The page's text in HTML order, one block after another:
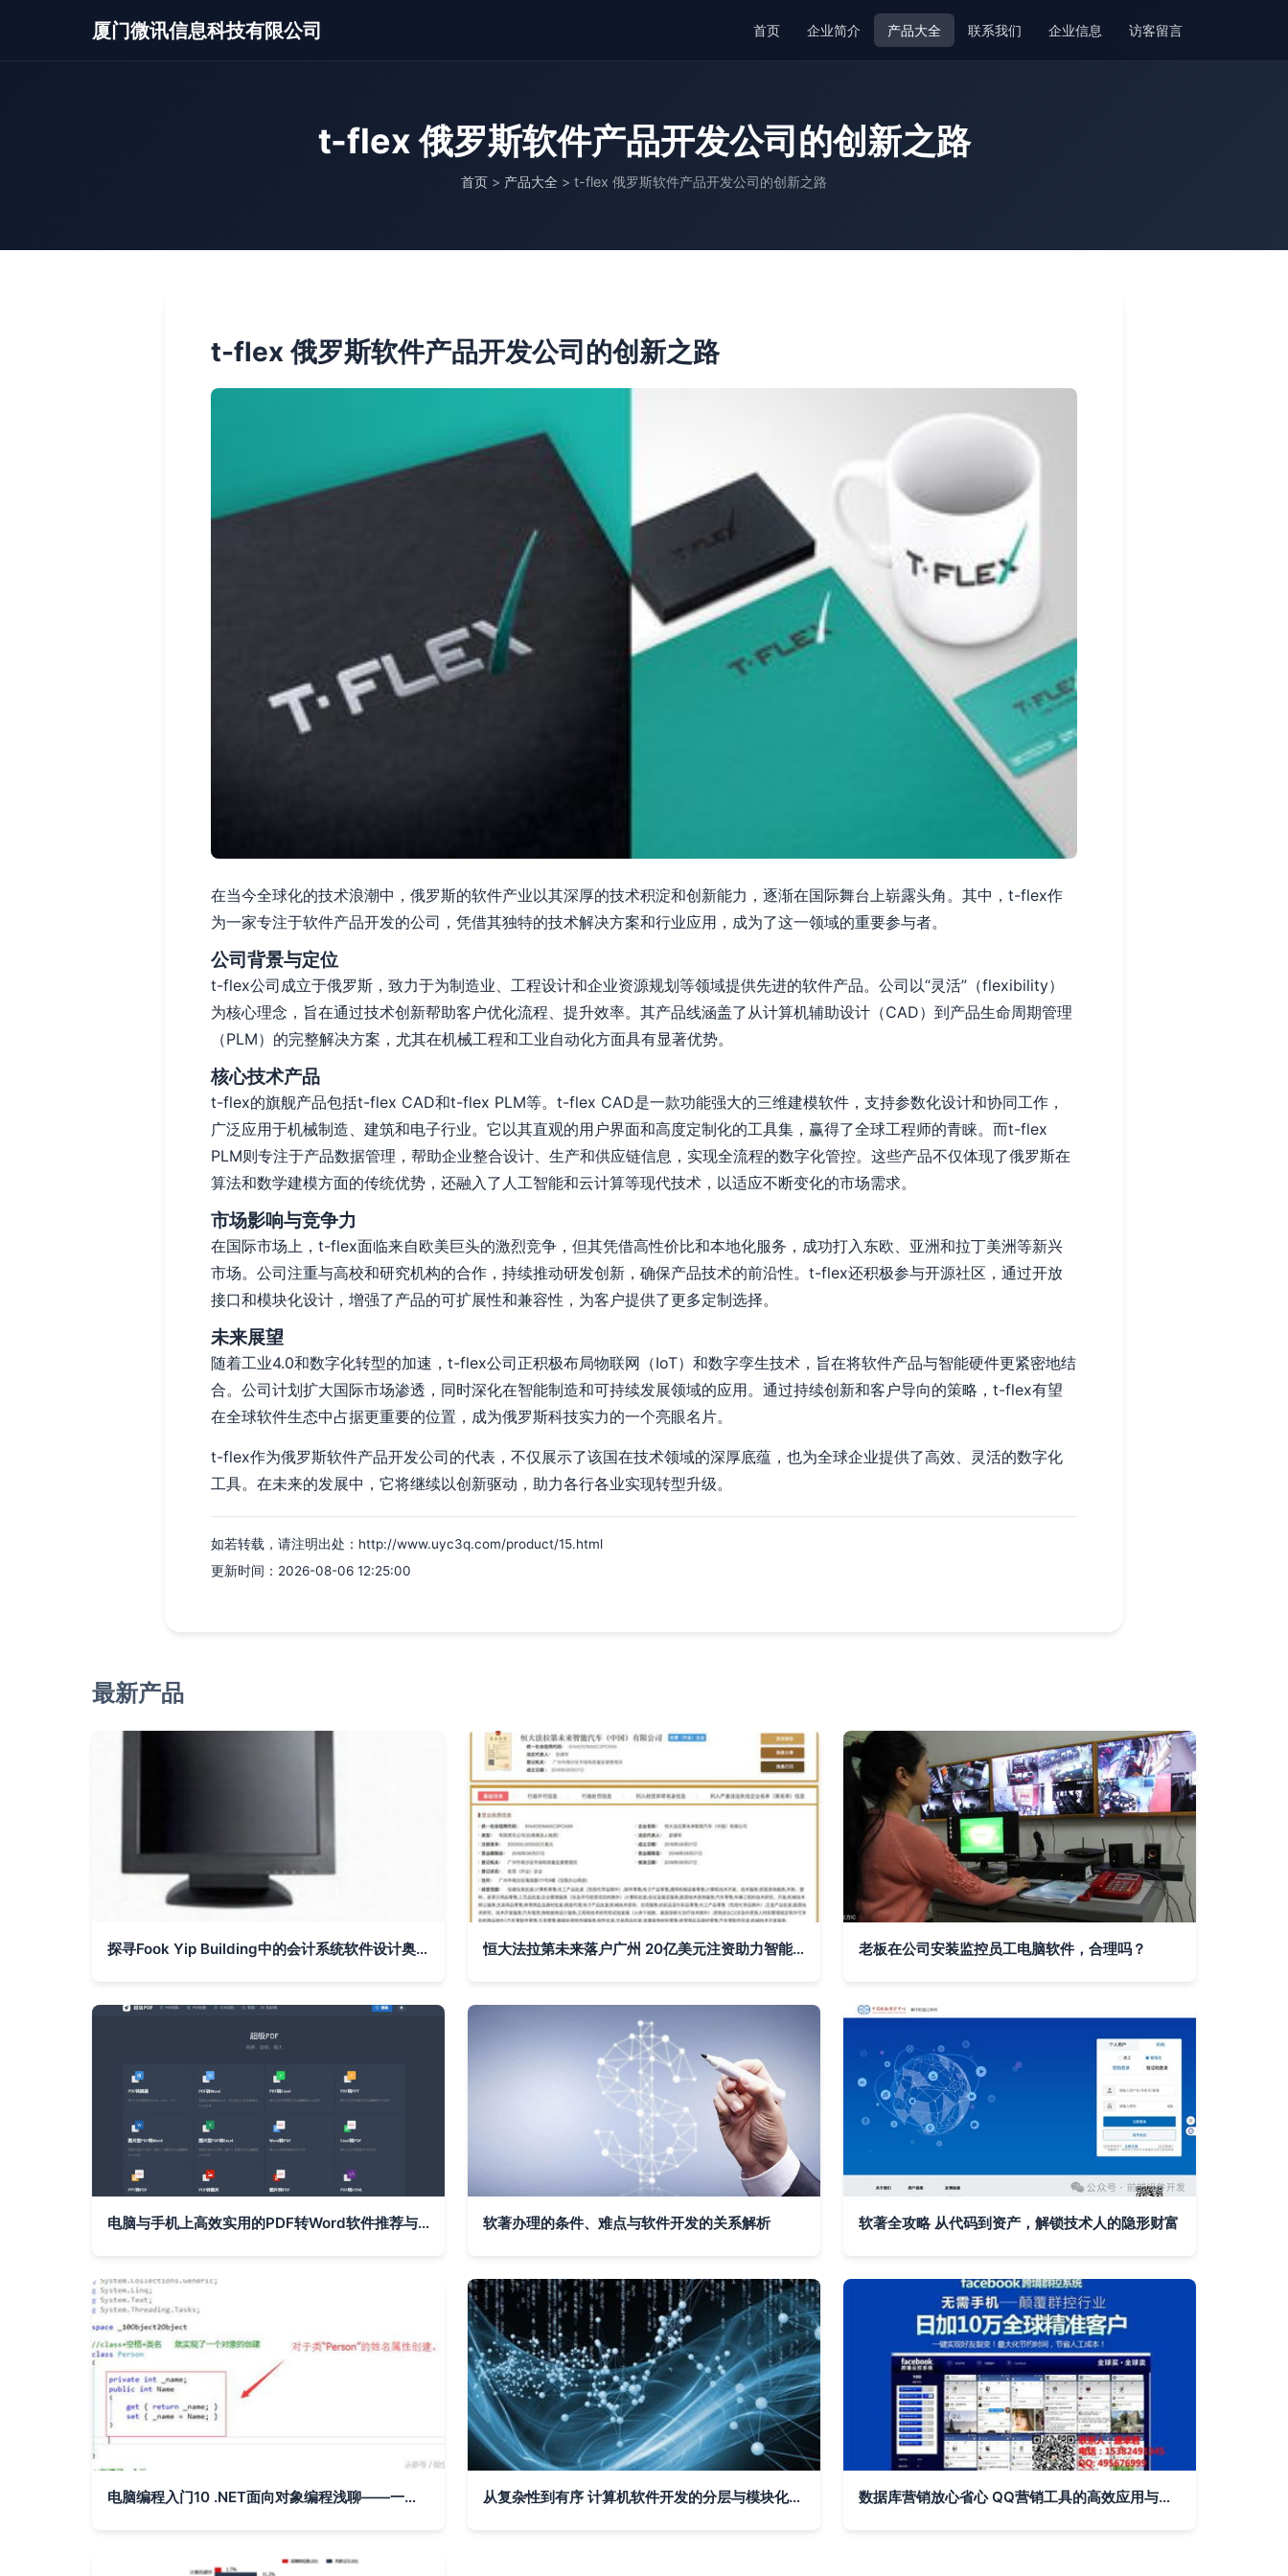
厦门微讯信息科技有限公司 首页 企业简介 产品大全 联系我们 企业信息 访客留言
t-flex 俄罗斯软件产品开发公司的创新之路
首页 > 产品大全 > t-flex 俄罗斯软件产品开发公司的创新之路
t-flex 俄罗斯软件产品开发公司的创新之路
在当今全球化的技术浪潮中，俄罗斯的软件产业以其深厚的技术积淀和创新能力，逐渐在国际舞台上崭露头角。其中，t-flex作
为一家专注于软件产品开发的公司，凭借其独特的技术解决方案和行业应用，成为了这一领域的重要参与者。
公司背景与定位
t-flex公司成立于俄罗斯，致力于为制造业、工程设计和企业资源规划等领域提供先进的软件产品。公司以“灵活”（flexibility）
为核心理念，旨在通过技术创新帮助客户优化流程、提升效率。其产品线涵盖了从计算机辅助设计（CAD）到产品生命周期管理
（PLM）的完整解决方案，尤其在机械工程和工业自动化方面具有显著优势。
核心技术产品
t-flex的旗舰产品包括t-flex CAD和t-flex PLM等。t-flex CAD是一款功能强大的三维建模软件，支持参数化设计和协同工作，
广泛应用于机械制造、建筑和电子行业。它以其直观的用户界面和高度定制化的工具集，赢得了全球工程师的青睐。而t-flex
PLM则专注于产品数据管理，帮助企业整合设计、生产和供应链信息，实现全流程的数字化管控。这些产品不仅体现了俄罗斯在
算法和数学建模方面的传统优势，还融入了人工智能和云计算等现代技术，以适应不断变化的市场需求。
市场影响与竞争力
在国际市场上，t-flex面临来自欧美巨头的激烈竞争，但其凭借高性价比和本地化服务，成功打入东欧、亚洲和拉丁美洲等新兴
市场。公司注重与高校和研究机构的合作，持续推动研发创新，确保产品技术的前沿性。t-flex还积极参与开源社区，通过开放
接口和模块化设计，增强了产品的可扩展性和兼容性，为客户提供了更多定制选择。
未来展望
随着工业4.0和数字化转型的加速，t-flex公司正积极布局物联网（IoT）和数字孪生技术，旨在将软件产品与智能硬件更紧密地结
合。公司计划扩大国际市场渗透，同时深化在智能制造和可持续发展领域的应用。通过持续创新和客户导向的策略，t-flex有望
在全球软件生态中占据更重要的位置，成为俄罗斯科技实力的一个亮眼名片。
t-flex作为俄罗斯软件产品开发公司的代表，不仅展示了该国在技术领域的深厚底蕴，也为全球企业提供了高效、灵活的数字化
工具。在未来的发展中，它将继续以创新驱动，助力各行各业实现转型升级。
如若转载，请注明出处：http://www.uyc3q.com/product/15.html
更新时间：2026-08-06 12:25:00
最新产品
探寻Fook Yip Building中的会计系统软件设计奥秘 恒大法拉第未来落户广州 20亿美元注资助力智能出行与计算机软件开发新篇章 老板在公司安装监控员工电脑软件，合理吗？
电脑与手机上高效实用的PDF转Word软件推荐与制作技巧 软著办理的条件、难点与软件开发的关系解析 软著全攻略 从代码到资产，解锁技术人的隐形财富
电脑编程入门10 .NET面向对象编程浅聊——一起自学软件开发制作 从复杂性到有序 计算机软件开发的分层与模块化思路 数据库营销放心省心 QQ营销工具的高效应用与实战技巧